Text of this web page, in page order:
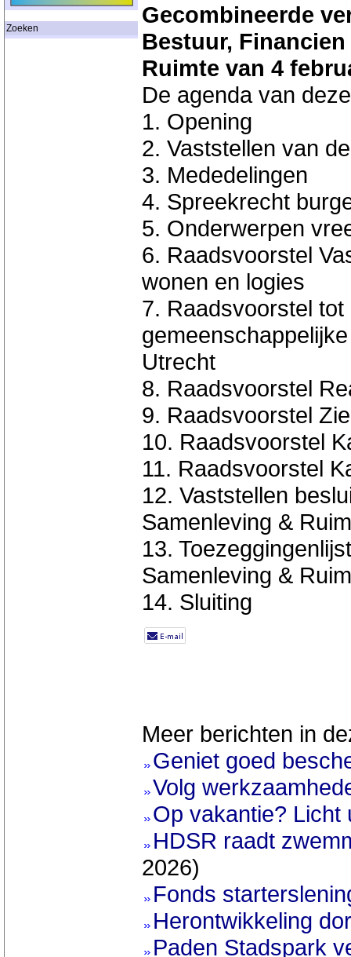
Zoeken
Gecombineerde
Bestuur,
Ruimte van 4
De agenda van
1. Opening
2. Vaststellen van
3. Mededelingen
4. Spreekrecht
5. Onderwerpen
6. Raadsvoorstel
wonen en logies
7. Raadsvoorstel
Utrecht
8. Raadsvoorstel
9. Raadsvoorstel
10. Raadsvoorstel
11. Raadsvoorstel
12. Vaststellen
Samenleving &
13.
Samenleving &
14. Sluiting
Meer berichten in
Geniet goed
Volg
Op vakantie? Licht
HDSR raadt
2026)
Fonds
Herontwikkeling
Paden Stadspark